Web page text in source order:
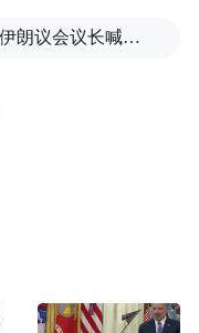
伊朗议会议长喊话：别再作秀了！